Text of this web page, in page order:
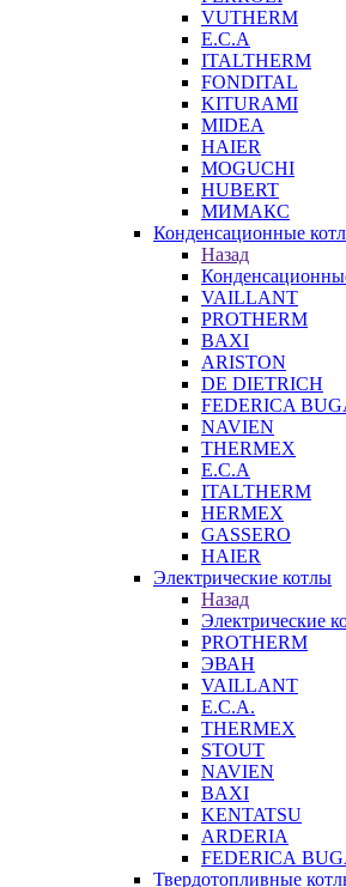
VUTHERM
E.C.A
ITALTHERM
FONDITAL
KITURAMI
MIDEA
HAIER
MOGUCHI
HUBERT
МИМАКС
Конденсационные
Назад
VAILLANT
PROTHERM
BAXI
ARISTON
DE DIETRICH
FEDERICA
NAVIEN
THERMEX
E.C.A
ITALTHERM
HERMEX
GASSERO
HAIER
Электрические котлы
Назад
Электрические
PROTHERM
ЭВАН
VAILLANT
E.C.A.
THERMEX
STOUT
NAVIEN
BAXI
KENTATSU
ARDERIA
FEDERICА
Твердотопливные